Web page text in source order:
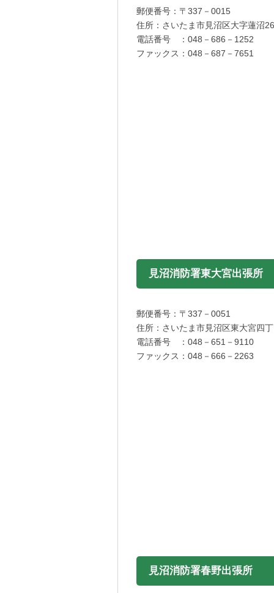
郵便番号：〒337－0015
住所：さいたま市見沼区大字蓮沼
電話番号 ：048－686－1252
ファックス：048－687－7651
見沼消防署東大宮出張所
郵便番号：〒337－0051
住所：さいたま市見沼区東大宮四
電話番号 ：048－651－9110
ファックス：048－666－2263
見沼消防署春野出張所